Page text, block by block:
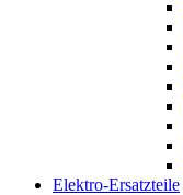
Elektro-Ersatzteile